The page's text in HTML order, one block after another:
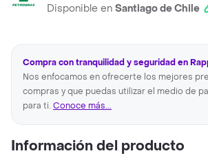
Disponible en Santiago de Chile
Compra con tranquilidad y seguridad en
Nos enfocamos en ofrecerte los mejores
compras y que puedas utilizar el medio de
para ti. Conoce más...
Información del producto